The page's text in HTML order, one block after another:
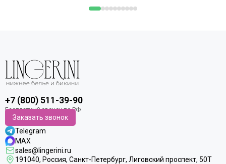
+7 (800) 511-39-90
Заказать звонок
Telegram
MAX
sales@lingerini.ru
191040, Россия, Санкт-Петербург, Лиговский проспект, 50Т